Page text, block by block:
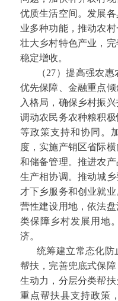
优质生活空间。发展
业多种功能，推动农
壮大乡村特色产业，
稳定增收。
（27）提高强农
优先保障、金融重点
入格局，确保乡村振
调动农民务农种粮积
等政策支持和协同。
度，实施产销区省际
和储备管理。推进农
生产相协调。推动城
才下乡服务和创业就
营性建设用地，依法
类保障乡村发展用地
济。
统筹建立常态化防
帮扶，完善兜底式保
生动力，分层分类帮
重点帮扶县支持政策